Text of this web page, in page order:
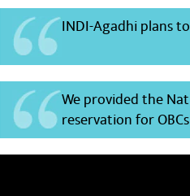
INDI-Agadhi plans
We provided the
reservation for